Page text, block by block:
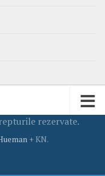
rezervate.
+ KN.